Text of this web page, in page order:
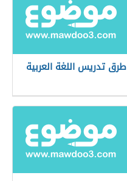
طرق تدريس اللغة العربية